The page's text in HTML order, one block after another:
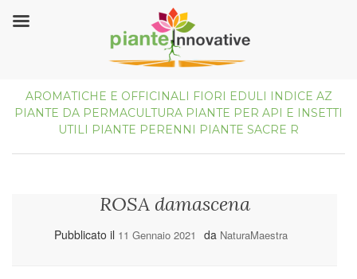
AROMATICHE E OFFICINALI FIORI EDULI INDICE AZ
PIANTE DA PERMACULTURA PIANTE PER API E INSETTI
UTILI PIANTE PERENNI PIANTE SACRE R
ROSA damascena
Pubblicato il 11 Gennaio 2021 da NaturaMaestra